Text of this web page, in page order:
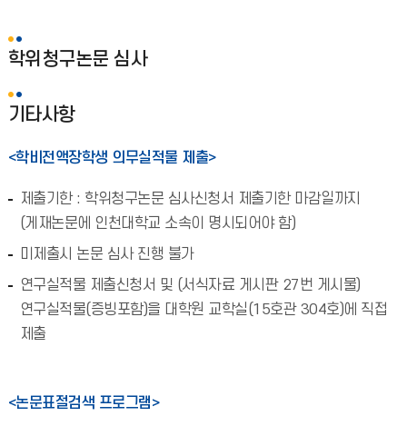
학위청구논문 심사
기타사항
<학비전액장학생 의무실적물 제출>
제출기한 : 학위청구논문 심사신청서 제출기한 마감일까지
(게재논문에 인천대학교 소속이 명시되어야 함)
미제출시 논문 심사 진행 불가
연구실적물 제출신청서 및 (서식자료 게시판 27번 게시물)
연구실적물(증빙포함)을 대학원 교학실(15호관 304호)에 직접
제출
<논문표절검색 프로그램>